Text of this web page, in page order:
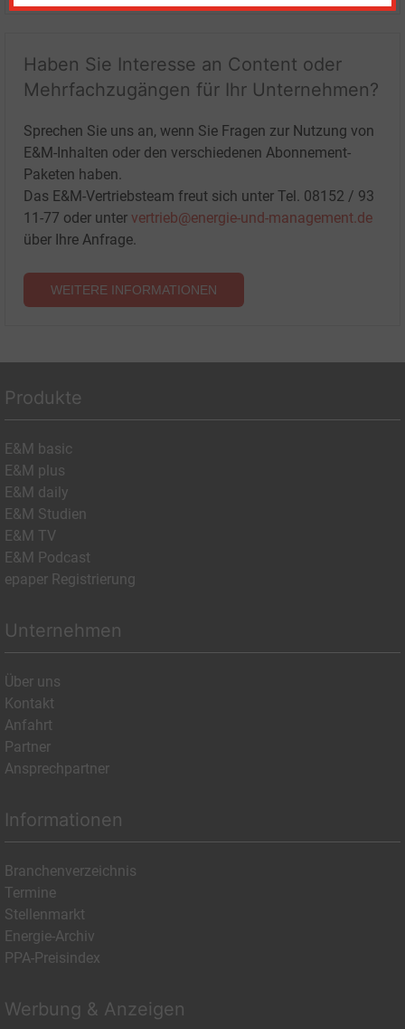
Haben Sie Interesse an Content oder
Mehrfachzugängen für Ihr Unternehmen?
Sprechen Sie uns an, wenn Sie Fragen zur Nutzung von
E&M-Inhalten oder den verschiedenen Abonnement-
Paketen haben.
Das E&M-Vertriebsteam freut sich unter Tel. 08152 / 93
11-77 oder unter vertrieb@energie-und-management.de
über Ihre Anfrage.
WEITERE INFORMATIONEN
Produkte
E&M basic
E&M plus
E&M daily
E&M Studien
E&M TV
E&M Podcast
epaper Registrierung
Unternehmen
Über uns
Kontakt
Anfahrt
Partner
Ansprechpartner
Informationen
Branchenverzeichnis
Termine
Stellenmarkt
Energie-Archiv
PPA-Preisindex
Werbung & Anzeigen